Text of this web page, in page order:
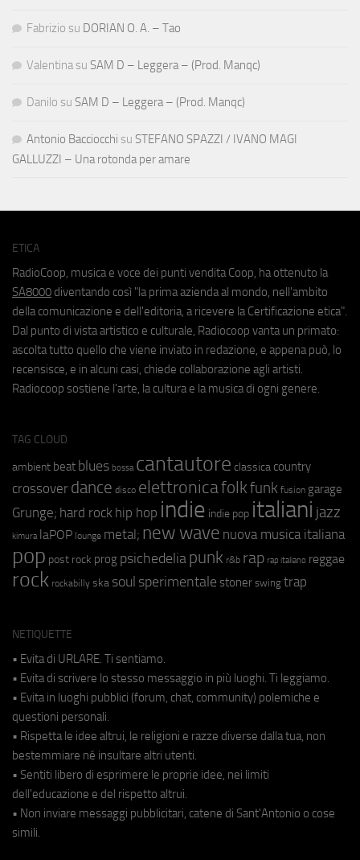
Fabrizio su DORIAN O. A. – Tao
Valentina su SAM D – Leggera – (Prod. Manqc)
Danilo su SAM D – Leggera – (Prod. Manqc)
Antonio Bacciocchi su STEFANO SPAZZI / IVANO MAGI
GALLUZZI – Una rotonda per amare
ETICA
RadioCoop, musica e voce dei punti vendita Coop, ha ottenuto la
SA8000 diventando così "la prima azienda al mondo, nell'ambito
della comunicazione e dell'editoria, a ricevere la Certificazione etica".
Dal punto di vista artistico e culturale, Radiocoop vanta un primato:
ascolta tutto quello che viene inviato in redazione, e appena può, lo
recensisce, e in alcuni casi, chiede collaborazione agli artisti.
Radiocoop sostiene l'arte, la cultura e la musica di ogni genere.
TAG CLOUD
ambient beat blues bossa cantautore classica country
crossover dance disco elettronicafolkfunk fusion garage
Grunge; hard rock hip hop indie indie pop italiani jazz
kimura laPOP lounge metal; new wave nuova musica italiana
pop post rock prog psichedeliapunk r&b rap rap italiano reggae
rock rockabilly ska soul sperimentale stoner swing trap
NETIQUETTE
• Evita di URLARE. Ti sentiamo.
• Evita di scrivere lo stesso messaggio in più luoghi. Ti leggiamo.
• Evita in luoghi pubblici (forum, chat, community) polemiche e
questioni personali.
• Rispetta le idee altrui, le religioni e razze diverse dalla tua, non
bestemmiare né insultare altri utenti.
• Sentiti libero di esprimere le proprie idee, nei limiti
dell'educazione e del rispetto altrui.
• Non inviare messaggi pubblicitari, catene di Sant'Antonio o cose
simili.